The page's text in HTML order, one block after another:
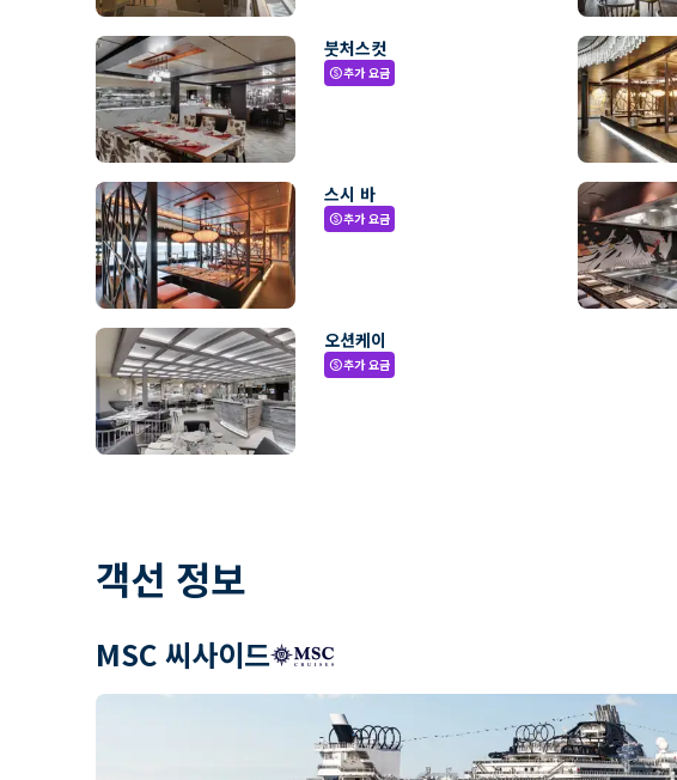
붓처스컷
paid추가 요금
스시 바
paid추가 요금
오션케이
paid추가 요금
객선 정보
MSC 씨사이드